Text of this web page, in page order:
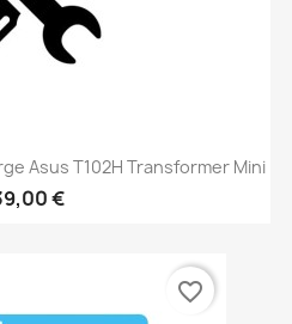
Asus T102H Transformer Mini
€
favorite_border